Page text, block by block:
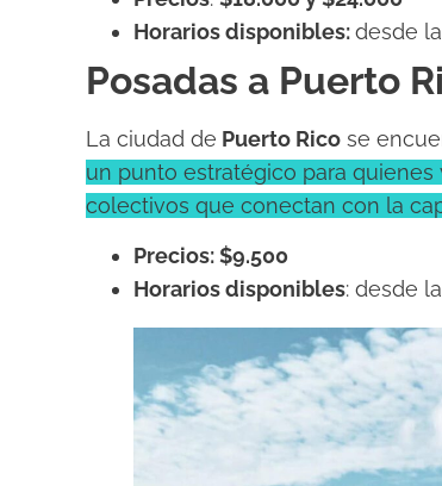
Horarios disponibles:desde
Posadas a Puerto
La ciudad de Puerto Rico se
un punto estratégico para quienes
colectivos que conectan con la
Precios: $9.500
Horarios disponibles: desde